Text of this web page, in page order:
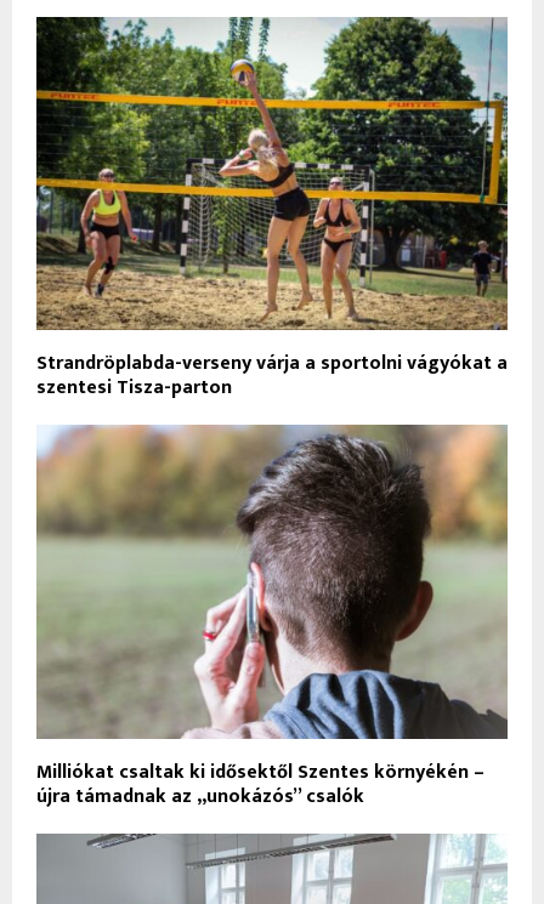
Strandröplabda-verseny várja a sportolni vágyókat a
szentesi Tisza-parton
Milliókat csaltak ki idősektől Szentes környékén –
újra támadnak az „unokázós” csalók